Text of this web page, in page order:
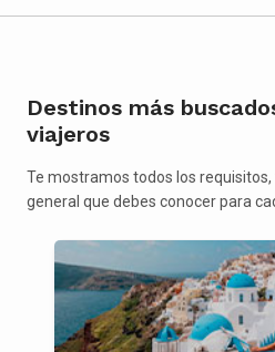
Destinos más
viajeros
Te mostramos todos los
general que debes conocer para